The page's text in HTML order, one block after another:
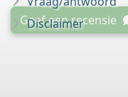
Geef een recensie
Disclaimer